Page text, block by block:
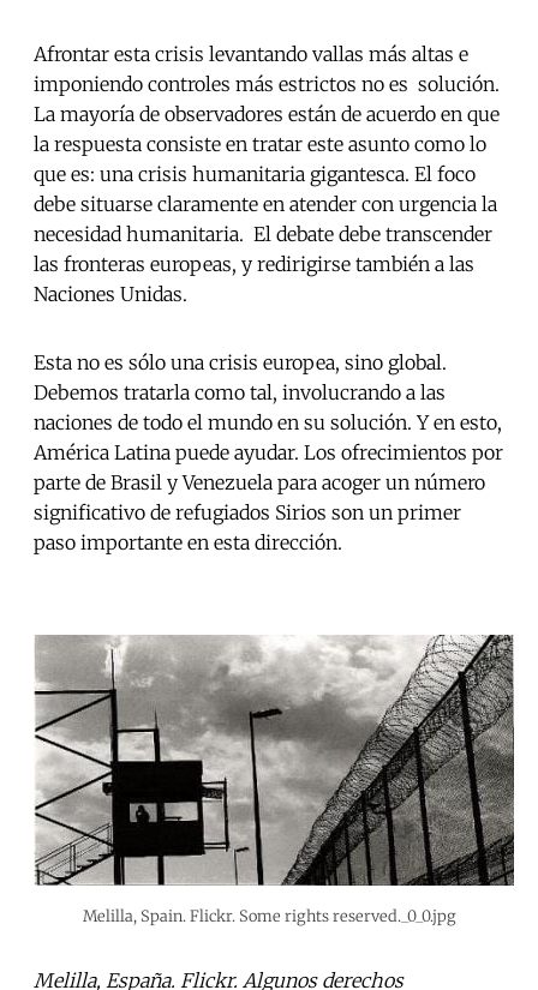
Afrontar esta crisis levantando vallas más altas e
imponiendo controles más estrictos no es solución.
La mayoría de observadores están de acuerdo en que
la respuesta consiste en tratar este asunto como lo
que es: una crisis humanitaria gigantesca. El foco
debe situarse claramente en atender con urgencia la
necesidad humanitaria. El debate debe transcender
las fronteras europeas, y redirigirse también a las
Naciones Unidas.
Esta no es sólo una crisis europea, sino global.
Debemos tratarla como tal, involucrando a las
naciones de todo el mundo en su solución. Y en esto,
América Latina puede ayudar. Los ofrecimientos por
parte de Brasil y Venezuela para acoger un número
significativo de refugiados Sirios son un primer
paso importante en esta dirección.
Melilla, Spain. Flickr. Some rights reserved._0_0.jpg
Melilla, España. Flickr. Algunos derechos